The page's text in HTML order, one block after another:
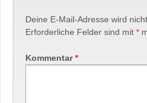
Deine E-Mail-Adresse wird
Erforderliche Felder sind mit *
Kommentar*